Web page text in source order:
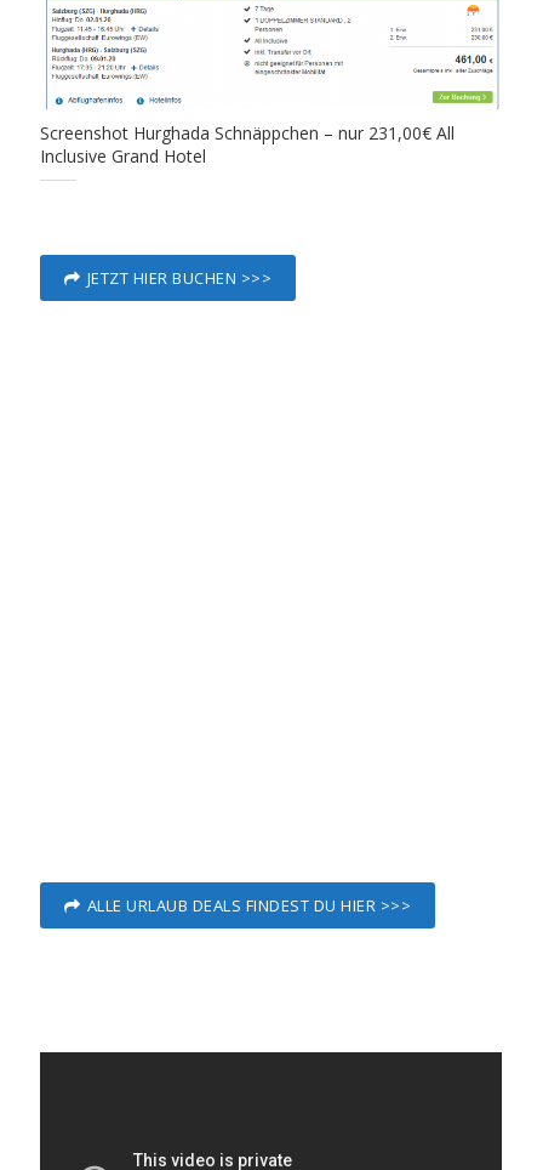
Screenshot Hurghada Schnäppchen – nur 231,00€ All
Inclusive Grand Hotel
JETZT HIER BUCHEN >>>
ALLE URLAUB DEALS FINDEST DU HIER >>>